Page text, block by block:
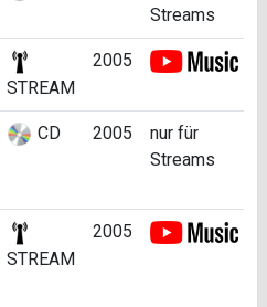
Streams
STREAM
2005
CD 2005
nur für
Streams
STREAM
2005